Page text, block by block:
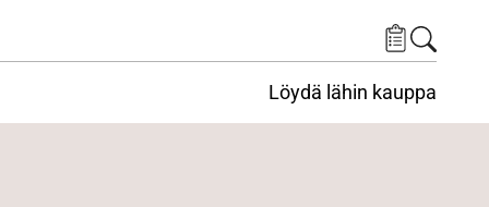
Löydä lähin kauppa